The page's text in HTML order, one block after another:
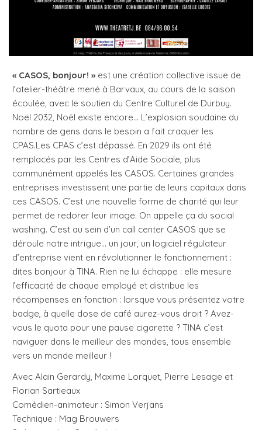
« CASOS, bonjour! » est une création collective issue de
l’atelier-théâtre mené à Barvaux, au cours de la saison
écoulée, avec le soutien du Centre Culturel de Durbuy.
Noël 2032, Noël existe encore… L’explosion soudaine du
nombre de gens dans le besoin a fait craquer les
CPAS.Les CPAS c’est dépassé. En 2029 ils ont été
remplacés par les Centres d’Aide Sociale, plus
communément appelés les CASOS. Certaines grandes
entreprises investissent une partie de leurs capitaux dans
ces CASOS. C’est une nouvelle forme de charité qui leur
permet de redorer leur image. On appelle ça du social
washing. C’est au sein d’un call center CASOS que se
déroule notre intrigue… un jour, un logiciel régulateur
d’entreprise vient en révolutionner le fonctionnement :
dites bonjour à TINA. Rien ne lui échappe : elle mesure
l’efficacité de chaque employé et distribue les
récompenses en fonction : lorsque vous présentez votre
badge, à quelle dose de café aurez-vous droit ? Avez-
vous le quota pour une pause cigarette ? TINA c’est
naviguer dans le meilleur des mondes, tous ensemble
vers un monde meilleur !
Avec Alain Gerardy, Maxime Lorquet, Pierre Lesage et
Florian Sartieaux
Comédien-animateur : Simon Verjans
Technique : Mag Brouwers